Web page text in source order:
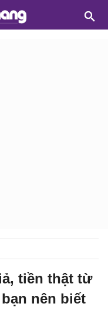
tiền thật từ
nên biết